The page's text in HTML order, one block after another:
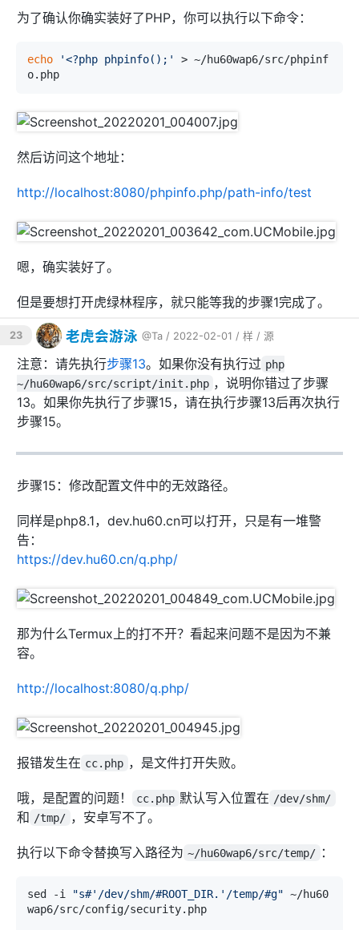
# parse and set $_SERVER['PATH_INF
set
$real_script_name
$fastcgi_scri
pt_name
set $real_script_name
set $path_info $2
            fastcgi_param SCRIPT_FILENAME $docu
            fastcgi_param SCRIPT_NAME
$real_scr
        }
# deny access to .htaccess files, if Ap
# concurs with nginx's one
#
#location ~ /\.ht {
#    deny  all;
#}
    }
# another virtual host using mix of IP-, na
#
#    listen       8000;
#    listen       somename:8080;
alias;
#    location / {
#        root   html;
#    }
#server {
#    server_name  localhost;
#    ssl_certificate      cert.pem;
#    ssl_certificate_key  cert.key;
#    ssl_session_cache    shared:SSL:1m;
#    ssl_session_timeout  5m;
#    ssl_ciphers  HIGH:!aNULL:!MD5;
#    ssl_prefer_server_ciphers  on;
#    location / {
#        root   html;
为了确认你确实装好了PHP，你可以执行以下命令：
echo '<?php phpinfo();'
> ~/hu60wap6/src/phpinf
o.php
然后访问这个地址：
http://localhost:8080/phpinfo.php/path-info/test
嗯，确实装好了。
但是要想打开虎绿林程序，就只能等我的步骤1完成了。
23 老虎会游泳 @Ta / 2022-02-01 / 样 / 源
注意：请先执行步骤13。如果你没有执行过 php
~/hu60wap6/src/script/init.php ，说明你错过了步骤
13。如果你先执行了步骤15，请在执行步骤13后再次执行
步骤15。
步骤15：修改配置文件中的无效路径。
同样是php8.1，dev.hu60.cn可以打开，只是有一堆警
告：
https://dev.hu60.cn/q.php/
那为什么Termux上的打不开？看起来问题不是因为不兼
容。
http://localhost:8080/q.php/
报错发生在 cc.php ，是文件打开失败。
哦，是配置的问题！ cc.php 默认写入位置在 /dev/shm/
和 /tmp/ ，安卓写不了。
执行以下命令替换写入路径为 ~/hu60wap6/src/temp/ ：
sed -i "s#'/dev/shm/#ROOT_DIR.'/temp/#g" ~/hu60
wap6/src/config/security.php